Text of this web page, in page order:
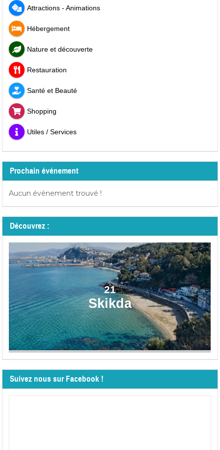
Attractions - Animations
Hébergement
Nature et découverte
Restauration
Santé et Beauté
Shopping
Utiles / Services
Prochain événement
Aucun événement trouvé !
Découvrez :
21
Skikda
Suivez nous sur Facebook !